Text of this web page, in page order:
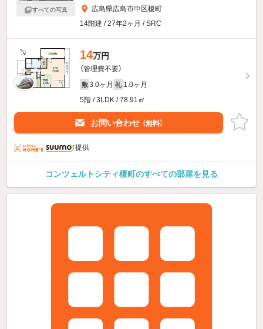
すべての写真
広島県広島市中区榎町
14階建 / 27年2ヶ月 / SRC
14万円
（管理費不要）
敷 3.0ヶ月 礼 1.0ヶ月
5階 / 3LDK / 78.91㎡
お問い合わせ （無料）
提供
コンツェルトシティ榎町のすべての部屋を見る